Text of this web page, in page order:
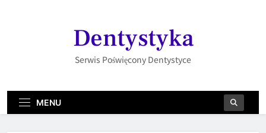
Dentystyka
Serwis Poświęcony Dentystyce
MENU